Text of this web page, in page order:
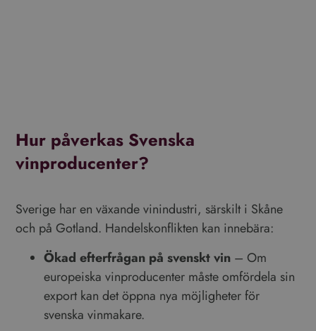
Hur påverkas Svenska
vinproducenter?
Sverige har en växande vinindustri, särskilt i Skåne
och på Gotland. Handelskonflikten kan innebära:
Ökad efterfrågan på svenskt vin – Om
europeiska vinproducenter måste omfördela sin
export kan det öppna nya möjligheter för
svenska vinmakare.